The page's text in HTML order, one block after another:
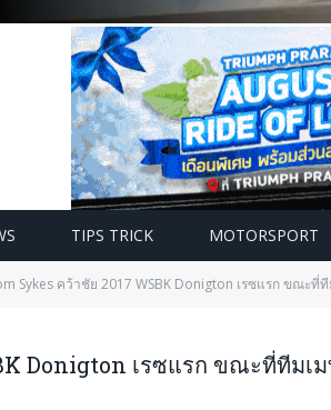
TIPS TRICK MOTORSPORT
Sykes คว้าชัย 2017 WSBK Donigton เรซแรก ขณะที่
Donigton เรซแรก ขณะที่ทีมเ